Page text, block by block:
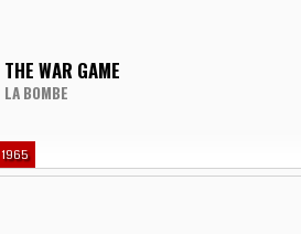
THE WAR GAME
LA BOMBE
1965